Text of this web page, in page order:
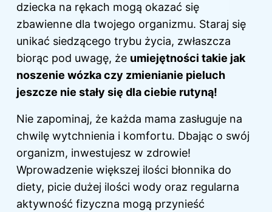
dziecka na rękach mogą okazać się
zbawienne dla twojego organizmu. Staraj się
unikać siedzącego trybu życia, zwłaszcza
biorąc pod uwagę, że umiejętności takie jak
noszenie wózka czy zmienianie pieluch
jeszcze nie stały się dla ciebie rutyną!
Nie zapominaj, że każda mama zasługuje na
chwilę wytchnienia i komfortu. Dbając o swój
organizm, inwestujesz w zdrowie!
Wprowadzenie większej ilości błonnika do
diety, picie dużej ilości wody oraz regularna
aktywność fizyczna mogą przynieść